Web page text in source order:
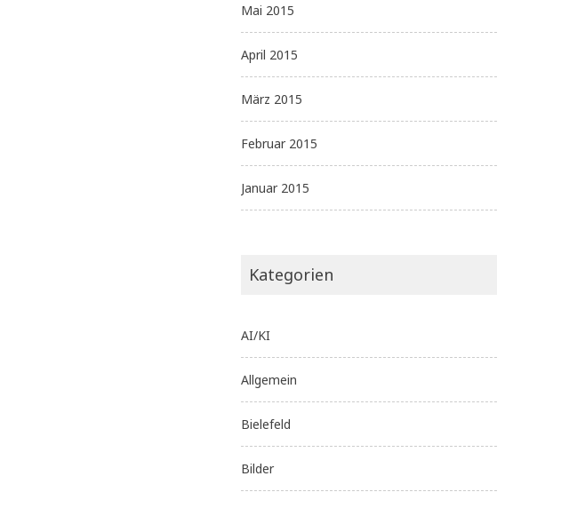
Mai 2015
April 2015
März 2015
Februar 2015
Januar 2015
Kategorien
AI/KI
Allgemein
Bielefeld
Bilder